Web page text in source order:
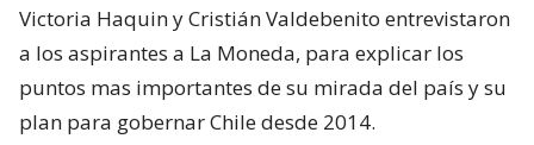
Victoria Haquin y Cristián Valdebenito entrevistaron
a los aspirantes a La Moneda, para explicar los
puntos mas importantes de su mirada del país y su
plan para gobernar Chile desde 2014.